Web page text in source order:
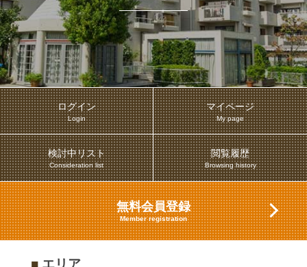
ログイン
Login
マイページ
My page
検討中リスト
Consideration list
閲覧履歴
Browsing history
無料会員登録
Member registration
■エリア